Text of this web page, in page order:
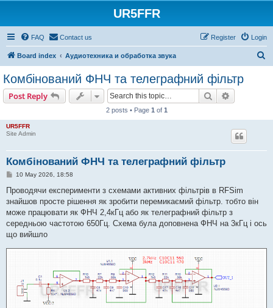
UR5FFR
FAQ Contact us Login
Register
Board index Аудиотехника и обработка звука
Комбінований ФНЧ та телеграфний фільтр
Post Reply Search
2 posts • Page 1 of 1
UR5FFR
Site Admin
Комбінований ФНЧ та телеграфний фільтр
P
s
10 May 2026, 18:58
Проводячи експерименти з схемами активних фільтрів в RFSim
знайшов просте рішення як зробити перемикаємий фільтр. тобто він
може працювати як ФНЧ 2,4кГц або як телеграфний фільтр з
середньою частотою 650Гц. Схема була доповнена ФНЧ на 3кГц і ось
що вийшло